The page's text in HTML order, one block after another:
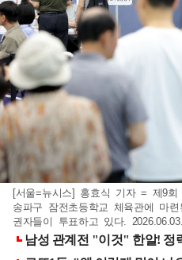
[서울=뉴시스] 홍효식 기자 = 제9
송파구 잠전초등학교 체육관에 마
권자들이 투표하고 있다.